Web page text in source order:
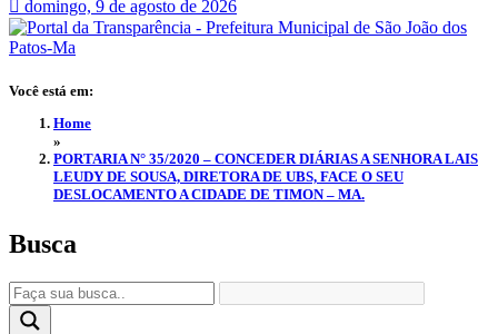
domingo, 9 de agosto de 2026
Você está em:
Home
»
PORTARIA N° 35/2020 – CONCEDER DIÁRIAS A SENHORA LAIS
LEUDY DE SOUSA, DIRETORA DE UBS, FACE O SEU
DESLOCAMENTO A CIDADE DE TIMON – MA.
Busca